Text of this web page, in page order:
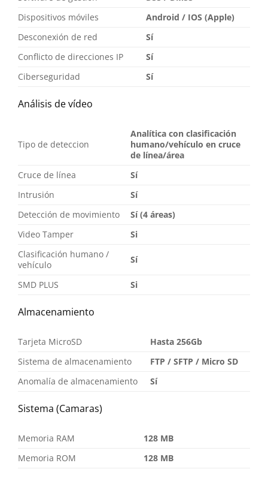
Dispositivos móviles
Android / IOS (Apple)
Desconexión de red
Sí
Conflicto de direcciones IP
Sí
Ciberseguridad
Sí
Análisis de vídeo
Tipo de deteccion
Analítica con clasificación
humano/vehículo en cruce
de línea/área
Cruce de línea
Sí
Intrusión
Sí
Detección de movimiento
Sí (4 áreas)
Video Tamper
Si
Clasificación humano /
vehículo
Sí
SMD PLUS Si
Almacenamiento
Tarjeta MicroSD
Hasta 256Gb
Sistema de almacenamiento
FTP / SFTP / Micro SD
Anomalía de almacenamiento
Sí
Sistema (Camaras)
Memoria RAM
128 MB
Memoria ROM
128 MB